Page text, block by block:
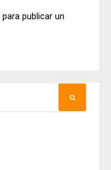
para publicar un